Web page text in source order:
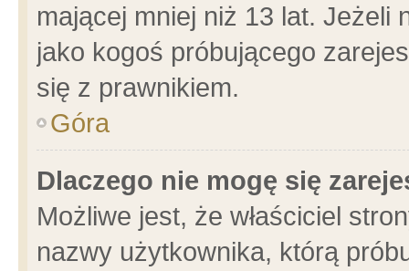
mającej mniej niż 13 lat. Jeżeli
jako kogoś próbującego
się z prawnikiem.
Góra
Dlaczego nie mogę się
Możliwe jest, że właściciel
nazwy użytkownika, którą